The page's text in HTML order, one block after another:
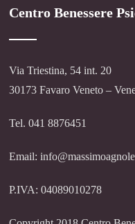
Centro Benessere
Via Triestina, 54 int. 20
30173 Favaro Veneto –
Tel. 041 8876451
Email:
P.IVA: 04089010278